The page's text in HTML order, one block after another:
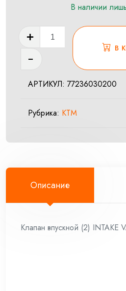
В наличии
Количество
товара
INTAKE
В
АРТИКУЛ: 77236030200
Рубрика: KTM
Описание
Клапан впускной (2) INTAKE